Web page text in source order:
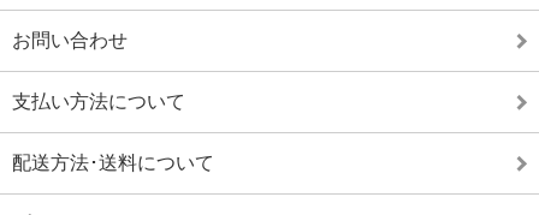
お問い合わせ
支払い方法について
配送方法･送料について